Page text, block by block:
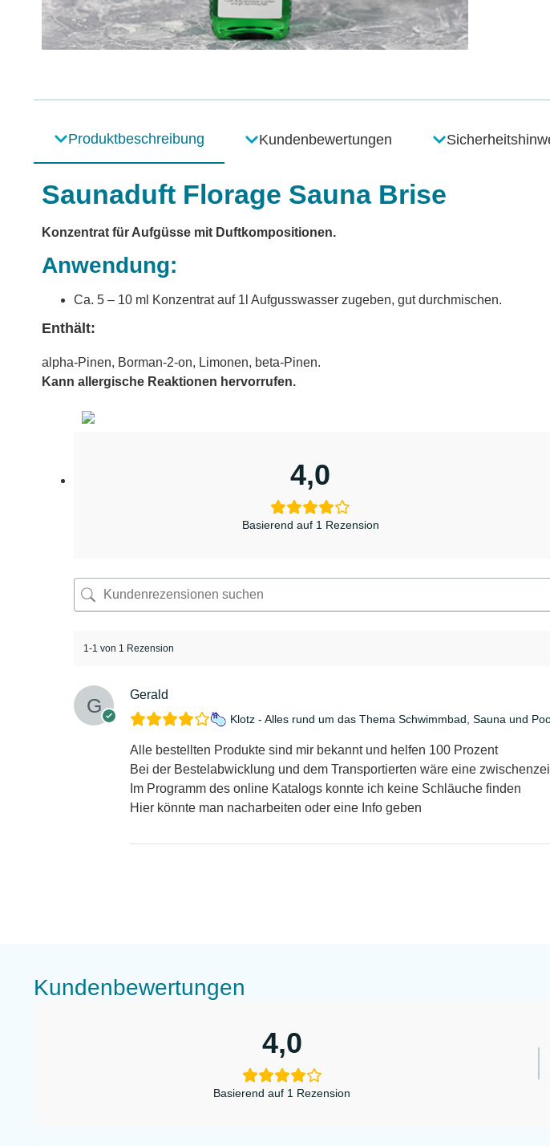
Produktbeschreibung Kundenbewertungen
Saunaduft Florage Sauna Brise
Konzentrat für Aufgüsse mit Duftkompositionen.
Anwendung:
Ca. 5 – 10 ml Konzentrat auf 1l Aufgusswasser zugeben, gut durchmischen.
Enthält:
alpha-Pinen, Borman-2-on, Limonen, beta-Pinen.
Kann allergische Reaktionen hervorrufen.
4,0
Basierend auf 1 Rezension
1-1 von 1 Rezension
Gerald
Klotz - Alles rund um das Thema Schwimmbad, Sauna und
Alle bestellten Produkte sind mir bekannt und helfen 100 Prozent
Bei der Bestelabwicklung und dem Transportierten wäre eine
Im Programm des online Katalogs konnte ich keine Schläuche finden
Hier könnte man nacharbeiten oder eine Info geben
Kundenbewertungen
4,0
Basierend auf 1 Rezension